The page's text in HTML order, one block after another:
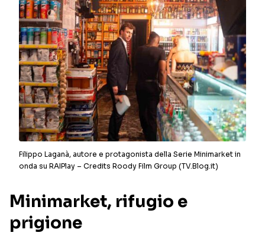
Filippo Laganà, autore e protagonista della Serie Minimarket in
onda su RAIPlay – Credits Roody Film Group (TV.Blog.it)
Minimarket, rifugio e
prigione